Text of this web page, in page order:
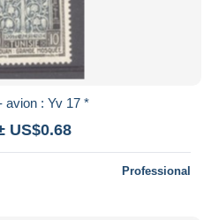
avion : Yv 17 *
US$0.68
Professional